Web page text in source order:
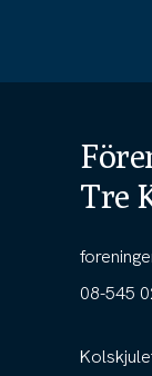
Tre
08-545